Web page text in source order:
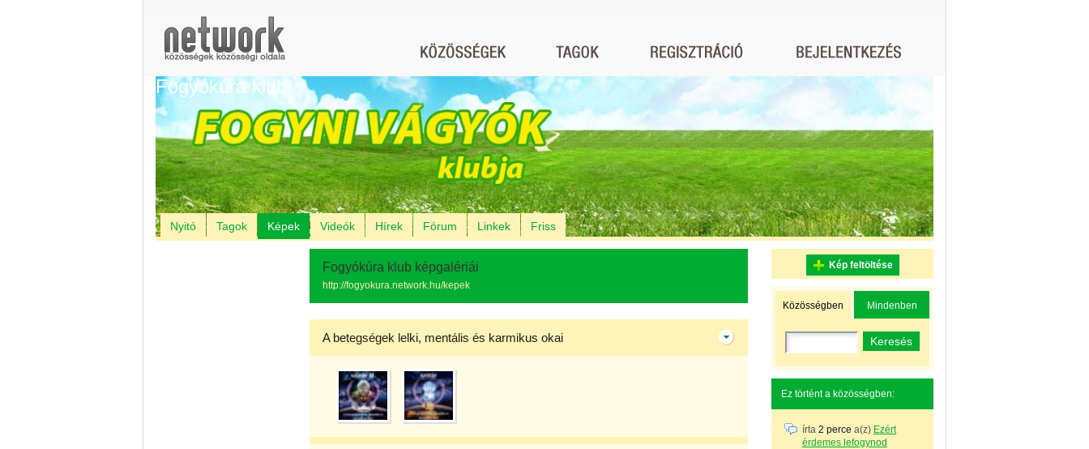
Fogyókúra klub
Nyitó Tagok Képek Videók Hírek Fórum Linkek Friss
Fogyókúra klub képgalériái
http://fogyokura.network.hu/kepek
A betegségek lelki, mentális és karmikus okai
Kép feltöltése
Közösségben Mindenben
Ez történt a közösségben:
írta 2 perce a(z) Ezért
érdemes lefogynod